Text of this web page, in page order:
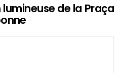
de la Praça